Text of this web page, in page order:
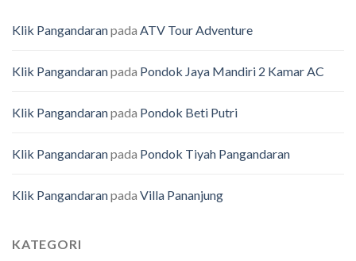
Klik Pangandaranpada ATV Tour Adventure
Klik Pangandaranpada Pondok Jaya Mandiri 2 Kamar AC
Klik Pangandaranpada Pondok Beti Putri
Klik Pangandaranpada Pondok Tiyah Pangandaran
Klik Pangandaranpada Villa Pananjung
KATEGORI